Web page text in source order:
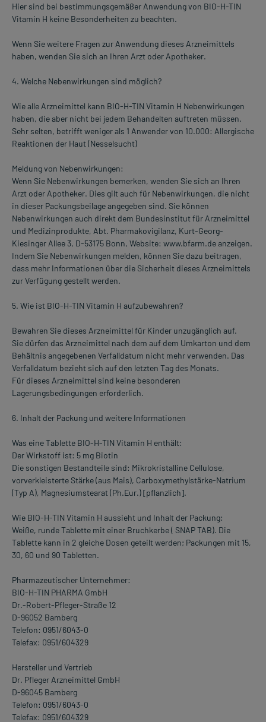
Hier sind bei bestimmungsgemäßer Anwendung von BIO-H-TIN
Vitamin H keine Besonderheiten zu beachten.
Wenn Sie weitere Fragen zur Anwendung dieses Arzneimittels
haben, wenden Sie sich an Ihren Arzt oder Apotheker.
4. Welche Nebenwirkungen sind möglich?
Wie alle Arzneimittel kann BIO-H-TIN Vitamin H Nebenwirkungen
haben, die aber nicht bei jedem Behandelten auftreten müssen.
Sehr selten, betrifft weniger als 1 Anwender von 10.000: Allergische
Reaktionen der Haut (Nesselsucht)
Meldung von Nebenwirkungen:
Wenn Sie Nebenwirkungen bemerken, wenden Sie sich an Ihren
Arzt oder Apotheker. Dies gilt auch für Nebenwirkungen, die nicht
in dieser Packungsbeilage angegeben sind. Sie können
Nebenwirkungen auch direkt dem Bundesinstitut für Arzneimittel
und Medizinprodukte, Abt. Pharmakovigilanz, Kurt-Georg-
Kiesinger Allee 3, D-53175 Bonn, Website: www.bfarm.de anzeigen.
Indem Sie Nebenwirkungen melden, können Sie dazu beitragen,
dass mehr Informationen über die Sicherheit dieses Arzneimittels
zur Verfügung gestellt werden.
5. Wie ist BIO-H-TIN Vitamin H aufzubewahren?
Bewahren Sie dieses Arzneimittel für Kinder unzugänglich auf.
Sie dürfen das Arzneimittel nach dem auf dem Umkarton und dem
Behältnis angegebenen Verfalldatum nicht mehr verwenden. Das
Verfalldatum bezieht sich auf den letzten Tag des Monats.
Für dieses Arzneimittel sind keine besonderen
Lagerungsbedingungen erforderlich.
6. Inhalt der Packung und weitere Informationen
Was eine Tablette BIO-H-TIN Vitamin H enthält:
Der Wirkstoff ist: 5 mg Biotin
Die sonstigen Bestandteile sind: Mikrokristalline Cellulose,
vorverkleisterte Stärke (aus Mais), Carboxymethylstärke-Natrium
(Typ A), Magnesiumstearat (Ph.Eur.) [pflanzlich].
Wie BIO-H-TIN Vitamin H aussieht und Inhalt der Packung:
Weiße, runde Tablette mit einer Bruchkerbe ( SNAP TAB). Die
Tablette kann in 2 gleiche Dosen geteilt werden; Packungen mit 15,
30, 60 und 90 Tabletten.
Pharmazeutischer Unternehmer:
BIO-H-TIN PHARMA GmbH
Dr.-Robert-Pfleger-Straße 12
D-96052 Bamberg
Telefon: 0951/6043-0
Telefax: 0951/604329
Hersteller und Vertrieb
Dr. Pfleger Arzneimittel GmbH
D-96045 Bamberg
Telefon: 0951/6043-0
Telefax: 0951/604329